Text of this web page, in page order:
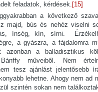
feladatok, kérdések. [15]
a következő
majd, bús és nehéz viselni
ínség, kín, sírni.
a gyászra, a fájdalomra
a balladisztikus
Bánffy műveiből. Nem
tesz ajánlást jelentősebb
lehetne. Ahogy nem ad
szintén sokan nem